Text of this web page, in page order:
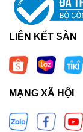
LIÊN KẾT SÀN
MẠNG XÃ HỘI